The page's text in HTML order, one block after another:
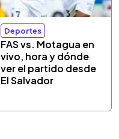
Deportes
FAS vs. Motagua en
vivo, hora y dónde
ver el partido desde
El Salvador